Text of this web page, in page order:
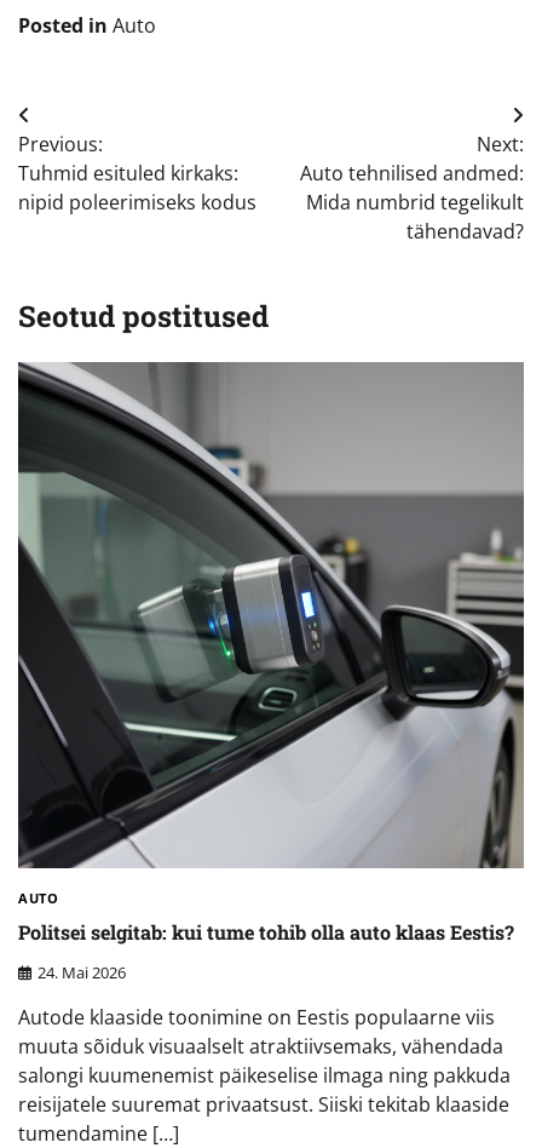
Posted in Auto
Navigeerimine
Previous:
Tuhmid esituled kirkaks:
nipid poleerimiseks kodus
Next:
Auto tehnilised andmed:
Mida numbrid tegelikult
tähendavad?
Seotud postitused
AUTO
Politsei selgitab: kui tume tohib olla auto klaas Eestis?
24. Mai 2026
Autode klaaside toonimine on Eestis populaarne viis
muuta sõiduk visuaalselt atraktiivsemaks, vähendada
salongi kuumenemist päikeselise ilmaga ning pakkuda
reisijatele suuremat privaatsust. Siiski tekitab klaaside
tumendamine […]